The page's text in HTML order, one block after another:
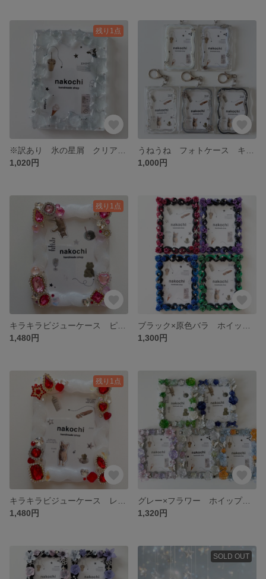
残り1点
1,020円
1,000円
残り1点
1,480円
1,300円
残り1点
1,480円
グレー×フラワー ホイップデコ トレカケースデコ
1,320円
SOLD OUT